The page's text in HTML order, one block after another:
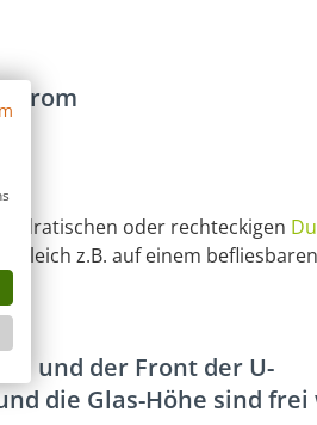
oder rechteckigen
z.B. auf einem
und der Front der U-
die Glas-Höhe sind